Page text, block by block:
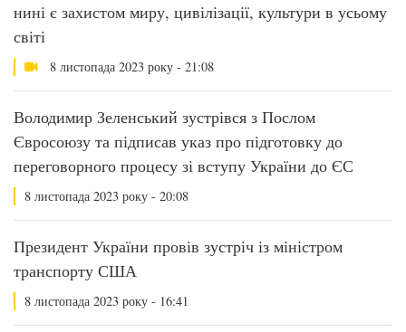
нині є захистом миру, цивілізації, культури в усьому
світі
8 листопада 2023 року - 21:08
Володимир Зеленський зустрівся з Послом
Євросоюзу та підписав указ про підготовку до
переговорного процесу зі вступу України до ЄС
8 листопада 2023 року - 20:08
Президент України провів зустріч із міністром
транспорту США
8 листопада 2023 року - 16:41